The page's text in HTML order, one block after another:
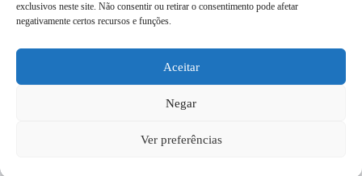
exclusivos neste site. Não consentir ou retirar o consentimento pode afetar
negativamente certos recursos e funções.
Aceitar
Negar
Ver preferências
Casa do Eletricista Mix
centro - Campinas/SP
financeiras desse site são
Copyright © 2026 - Casa Eletricista